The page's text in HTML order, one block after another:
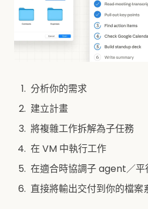
分析你的需求
建立計畫
將複雜工作拆解為子任務
在 VM 中執行工作
在適合時協調子 agent／平
直接將輸出交付到你的檔案